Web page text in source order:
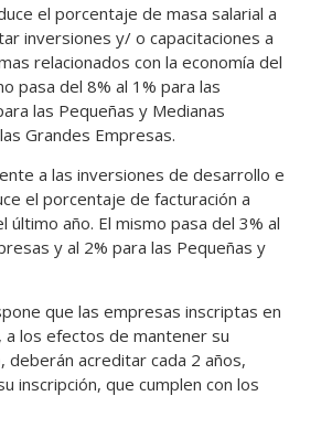
el porcentaje de masa salarial a
inversiones y/ o capacitaciones a
relacionados con la economía del
pasa del 8% al 1% para las
las Pequeñas y Medianas
Grandes Empresas.
a las inversiones de desarrollo e
el porcentaje de facturación a
año. El mismo pasa del 3% al
y al 2% para las Pequeñas y
que las empresas inscriptas en
los efectos de mantener su
deberán acreditar cada 2 años,
inscripción, que cumplen con los